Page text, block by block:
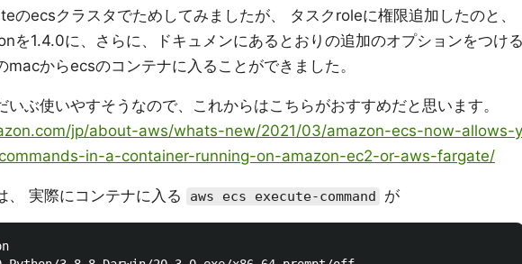
のecsクラスタでためしてみましたが、 タスクroleに権限追加したのと、
を1.4.0に、さらに、ドキュメンにあるとおりの追加のオプションをつけ
macからecsのコンテナに入ることができました。
いぶ使いやすそうなので、これからはこちらがおすすめだと思います。
jp/about-aws/whats-new/2021/03/amazon-ecs-now-allows-y
in-a-container-running-on-amazon-ec2-or-aws-fargate/
、 実際にコンテナに入る aws ecs execute-command が